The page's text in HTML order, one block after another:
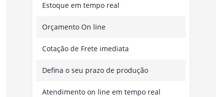
Estoque em tempo real
Orçamento On line
Cotação de Frete imediata
Defina o seu prazo de produção
Atendimento on line em tempo real